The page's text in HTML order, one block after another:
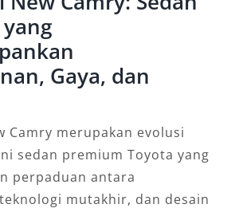
Gaya, dan
Camry merupakan evolusi
sedan premium Toyota yang
perpaduan antara
mutakhir, dan desain